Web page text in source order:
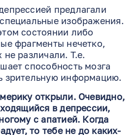
EN RU ESпредлагали
изображения.
состоянии либо
фрагменты нечетко,
различали. Т.е.
способность мозга
зрительную информацию.
открыли. Очевидно,
в депрессии,
с апатией. Когда
то тебе не до каких-